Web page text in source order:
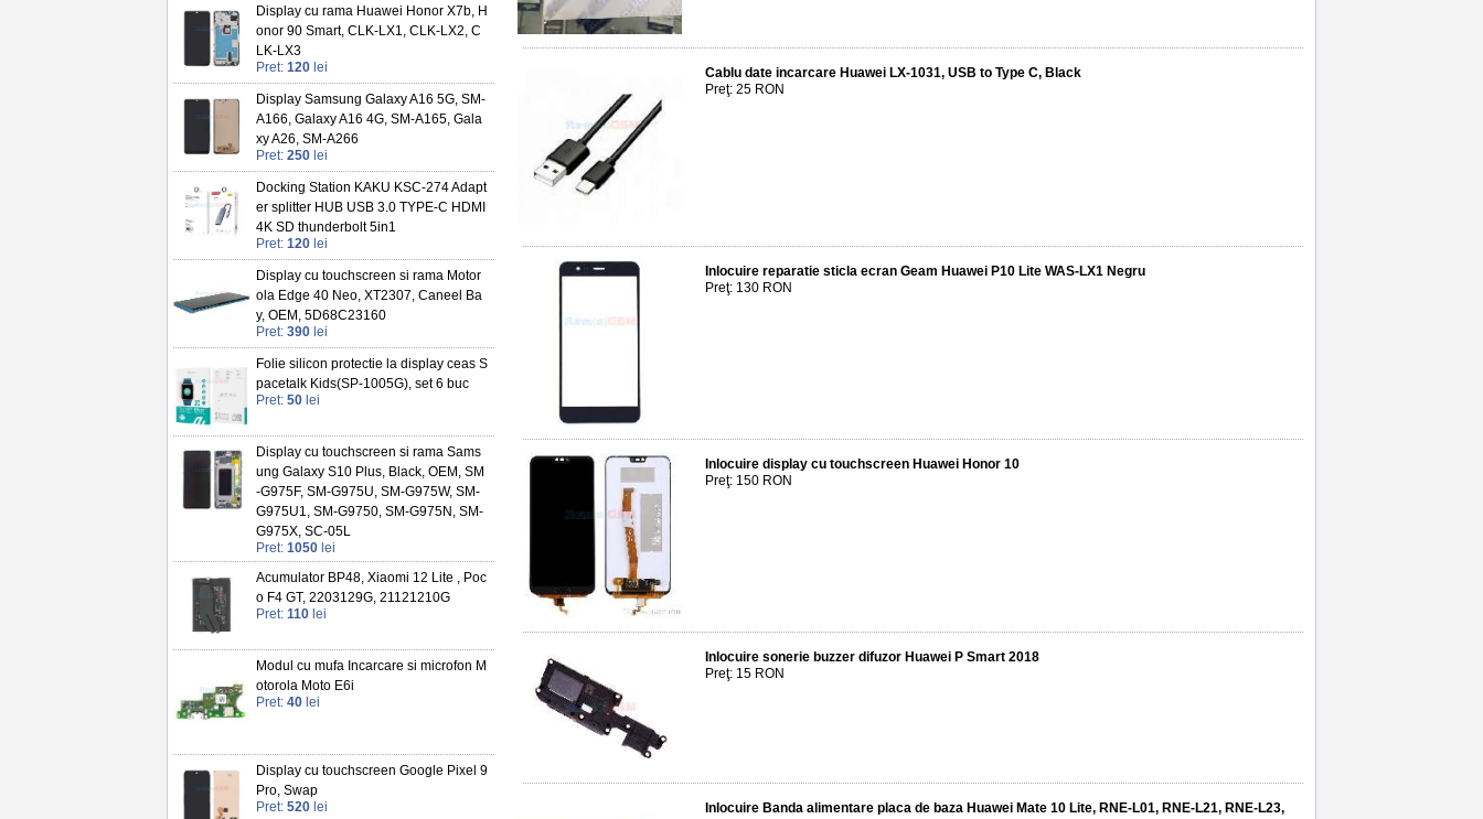
Display cu rama Huawei Honor X7b, H
onor 90 Smart, CLK-LX1, CLK-LX2, C
LK-LX3
Pret: 120 lei
Display Samsung Galaxy A16 5G, SM-
A166, Galaxy A16 4G, SM-A165, Gala
xy A26, SM-A266
Pret: 250 lei
Docking Station KAKU KSC-274 Adapt
er splitter HUB USB 3.0 TYPE-C HDMI
4K SD thunderbolt 5in1
Pret: 120 lei
Display cu touchscreen si rama Motor
ola Edge 40 Neo, XT2307, Caneel Ba
y, OEM, 5D68C23160
Pret: 390 lei
Folie silicon protectie la display ceas S
pacetalk Kids(SP-1005G), set 6 buc
Pret: 50 lei
Display cu touchscreen si rama Sams
ung Galaxy S10 Plus, Black, OEM, SM
-G975F, SM-G975U, SM-G975W, SM-
G975U1, SM-G9750, SM-G975N, SM-
G975X, SC-05L
Pret: 1050 lei
Acumulator BP48, Xiaomi 12 Lite , Poc
o F4 GT, 2203129G, 21121210G
Pret: 110 lei
Modul cu mufa Incarcare si microfon M
otorola Moto E6i
Pret: 40 lei
Display cu touchscreen Google Pixel 9
Pro, Swap
Pret: 520 lei
Cablu date incarcare Huawei LX-1031, USB to Type C, Black
Preţ: 25 RON
Inlocuire reparatie sticla ecran Geam Huawei P10 Lite WAS-LX1 Negru
Preţ: 130 RON
Inlocuire display cu touchscreen Huawei Honor 10
Preţ: 150 RON
Inlocuire sonerie buzzer difuzor Huawei P Smart 2018
Preţ: 15 RON
Inlocuire Banda alimentare placa de baza Huawei Mate 10 Lite, RNE-L01, RNE-L21, RNE-L23,